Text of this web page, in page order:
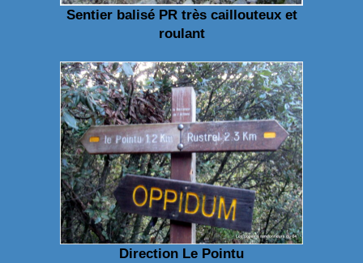
Sentier balisé PR très caillouteux et
roulant
Direction Le Pointu